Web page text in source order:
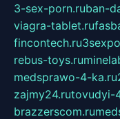
3-sex-porn.ruban-
viagra-tablet.ru
fincontech.ru
rebus-toys.ru
medsprawo-4-ka.ru
zajmy24.rutovudyi-
brazzerscom.ru